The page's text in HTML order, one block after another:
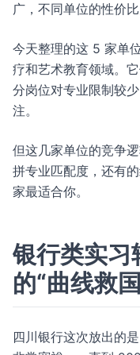
广，不同单位的性价比
今天整理的这 5 家单
疗和艺术教育领域。
分岗位对专业限制较
注。
但这几家单位的竞争
拼专业匹配度，还有
家最适合你。
银行类实习
的“曲线救
四川银行这次放出的